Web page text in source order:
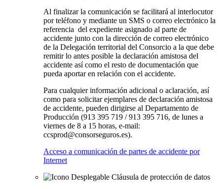
Al finalizar la comunicación se facilitará al interlocutor
por teléfono y mediante un SMS o correo electrónico la
referencia del expediente asignado al parte de
accidente junto con la dirección de correo electrónico
de la Delegación territorial del Consorcio a la que debe
remitir lo antes posible la declaración amistosa del
accidente así como el resto de documentación que
pueda aportar en relación con el accidente.
Para cualquier información adicional o aclaración, así
como para solicitar ejemplares de declaración amistosa
de accidente, pueden dirigirse al Departamento de
Producción (913 395 719 / 913 395 716, de lunes a
viernes de 8 a 15 horas, e-mail:
ccsprod@consorseguros.es).
Acceso a comunicación de partes de accidente por
Internet
Cláusula de protección de datos